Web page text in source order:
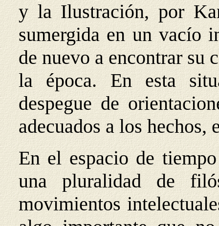
y la Ilustración, por
sumergida en un vacío
de nuevo a encontrar su
la época. En esta
despegue de
adecuados a los
En el espacio de
una pluralidad de
movimientos